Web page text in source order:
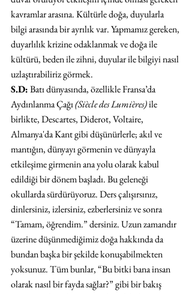
kavramlar arasına. Kültürle doğa, duyularla
bilgi arasında bir ayrılık var. Yapmamız gereken,
duyarlılık krizine odaklanmak ve doğa ile
kültürü, beden ile zihni, duyular ile bilgiyi nasıl
uzlaştırabiliriz görmek.
S.D: Batı dünyasında, özellikle Fransa’da
Aydınlanma Çağı (Siècle des Lumières) ile
birlikte, Descartes, Diderot, Voltaire,
Almanya'da Kant gibi düşünürlerle; akıl ve
mantığın, dünyayı görmenin ve dünyayla
etkileşime girmenin ana yolu olarak kabul
edildiği bir dönem başladı. Bu geleneği
okullarda sürdürüyoruz. Ders çalışırsınız,
dinlersiniz, izlersiniz, ezberlersiniz ve sonra
“Tamam, öğrendim.” dersiniz. Uzun zamandır
üzerine düşünmediğimiz doğa hakkında da
bundan başka bir şekilde konuşabilmekten
yoksunuz. Tüm bunlar, “Bu bitki bana insan
olarak nasıl bir fayda sağlar?” gibi bir bakış